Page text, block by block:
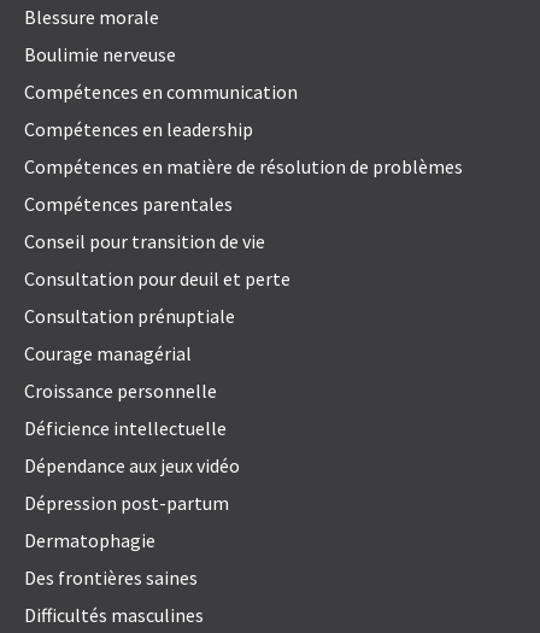
Blessure morale
Boulimie nerveuse
Compétences en communication
Compétences en leadership
Compétences en matière de résolution de problèmes
Compétences parentales
Conseil pour transition de vie
Consultation pour deuil et perte
Consultation prénuptiale
Courage managérial
Croissance personnelle
Déficience intellectuelle
Dépendance aux jeux vidéo
Dépression post-partum
Dermatophagie
Des frontières saines
Difficultés masculines